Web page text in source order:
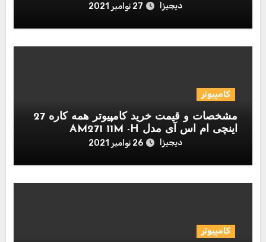
دیجیزا 27 نوامبر 2021
کامپیوتر
مشخصات و قیمت خرید کامپیوتر همه کاره 27
اینچی ام اس آی مدل AM271 11M -H
دیجیزا 26 نوامبر 2021
کامپیوتر